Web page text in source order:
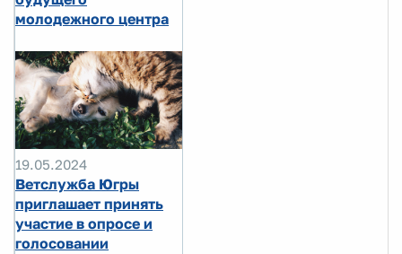
молодежного центра
19.05.2024
Ветслужба Югры
приглашает принять
участие в опросе и
голосовании